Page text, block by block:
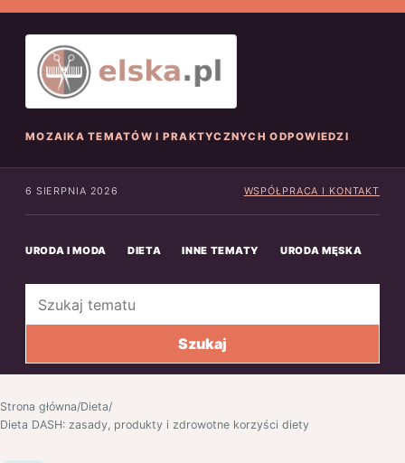
MOZAIKA TEMATÓW I PRAKTYCZNYCH ODPOWIEDZI
6 SIERPNIA 2026 WSPÓŁPRACA I KONTAKT
URODA I MODA DIETA INNE TEMATY URODA MĘSKA
Szukaj
Szukaj
Strona główna/Dieta/
Dieta DASH: zasady, produkty i zdrowotne korzyści diety